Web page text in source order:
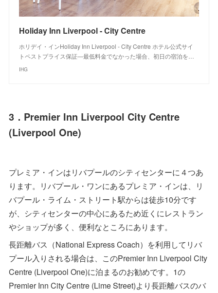
Holiday Inn Liverpool - City Centre
ホリデイ・インHoliday Inn Liverpool - City Centre ホテル公式サイ
トペストプライス保証―最低料金でなかった場合、初日の宿泊を…
IHG
3．Premier Inn Liverpool City Centre
(Liverpool One)
プレミア・インはリバプールのシティセンターに４つあ
ります。リバプール・ワンにあるプレミア・インは、リ
バプール・ライム・ストリート駅からは徒歩10分です
が、シティセンターの中心にあるため近くにレストラン
やショップが多く、便利なところにあります。
長距離バス（National Express Coach）を利用してリバ
プール入りされる場合は、このPremier Inn Liverpool City
Centre (Liverpool One)に泊まるのお勧めです。1の
Premier Inn City Centre (Lime Street)より長距離バスのバ